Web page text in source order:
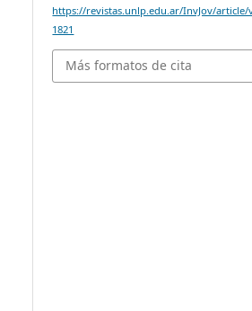
https://revistas.unlp.edu.ar/InvJov/article/
1821
Más formatos de cita